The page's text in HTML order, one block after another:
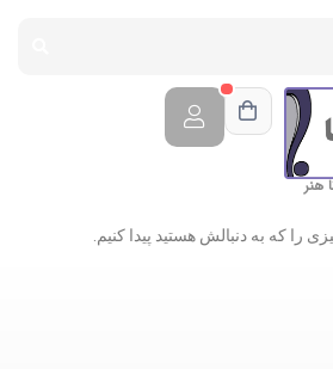
هنر
را که به دنبالش هستید پیدا کنیم.